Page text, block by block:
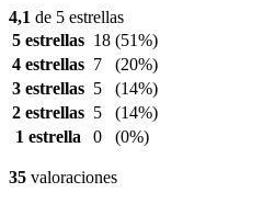
4,1 de 5 estrellas
5 estrellas 18 (51%)
4 estrellas 7
(20%)
3 estrellas 5
(14%)
2 estrellas 5
(14%)
1 estrella
0 (0%)
35 valoraciones